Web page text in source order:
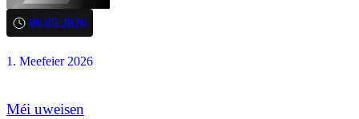
06.05.2026
1. Meefeier 2026
Méi uweisen